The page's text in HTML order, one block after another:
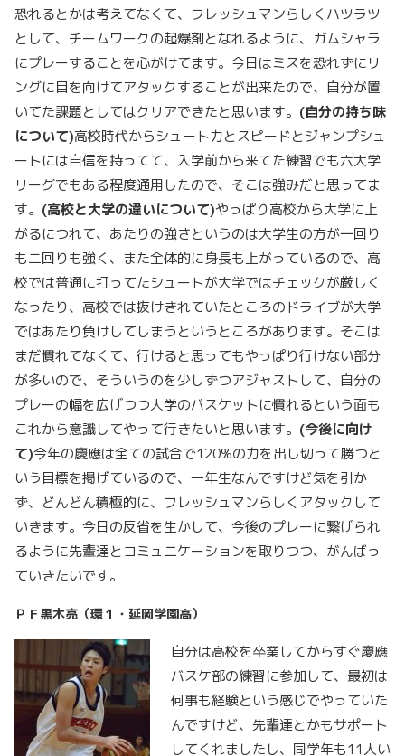
恐れるとかは考えてなくて、フレッシュマンらしくハツラツ
として、チームワークの起爆剤となれるように、ガムシャラ
にプレーすることを心がけてます。今日はミスを恐れずにリ
ングに目を向けてアタックすることが出来たので、自分が置
いてた課題としてはクリアできたと思います。 (自分の持ち味
について)高校時代からシュート力とスピードとジャンプシュ
ートには自信を持ってて、入学前から来てた練習でも六大学
リーグでもある程度通用したので、そこは強みだと思ってま
す。 (高校と大学の違いについて)やっぱり高校から大学に上
がるにつれて、あたりの強さというのは大学生の方が一回り
も二回りも強く、また全体的に身長も上がっているので、高
校では普通に打ってたシュートが大学ではチェックが厳しく
なったり、高校では抜けきれていたところのドライブが大学
ではあたり負けしてしまうというところがあります。そこは
まだ慣れてなくて、行けると思ってもやっぱり行けない部分
が多いので、そういうのを少しずつアジャストして、自分の
プレーの幅を広げつつ大学のバスケットに慣れるという面も
これから意識してやって行きたいと思います。 (今後に向け
て)今年の慶應は全ての試合で120%の力を出し切って勝つと
いう目標を掲げているので、一年生なんですけど気を引か
ず、どんどん積極的に、フレッシュマンらしくアタックして
いきます。今日の反省を生かして、今後のプレーに繋げられ
るように先輩達とコミュニケーションを取りつつ、がんばっ
ていきたいです。
ＰＦ黒木亮（環１・延岡学園高）
自分は高校を卒業してからすぐ慶應
バスケ部の練習に参加して、最初は
何事も経験という感じでやっていた
んですけど、先輩達とかもサポート
してくれましたし、同学年も11人い